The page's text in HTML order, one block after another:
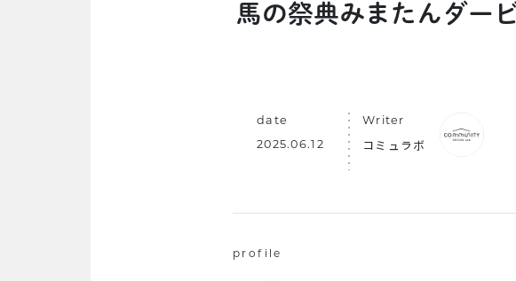
馬の祭典みまたんダー
date
2025.06.12
Writer
コミュラボ
profile